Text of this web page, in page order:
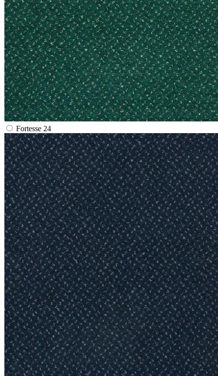
Fortesse 24